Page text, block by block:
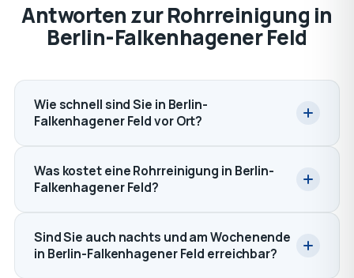
Antworten zur Rohrreinigung in
Berlin-Falkenhagener Feld
Wie schnell sind Sie in Berlin-
Falkenhagener Feld vor Ort?
Was kostet eine Rohrreinigung in Berlin-
Falkenhagener Feld?
Sind Sie auch nachts und am Wochenende
in Berlin-Falkenhagener Feld erreichbar?